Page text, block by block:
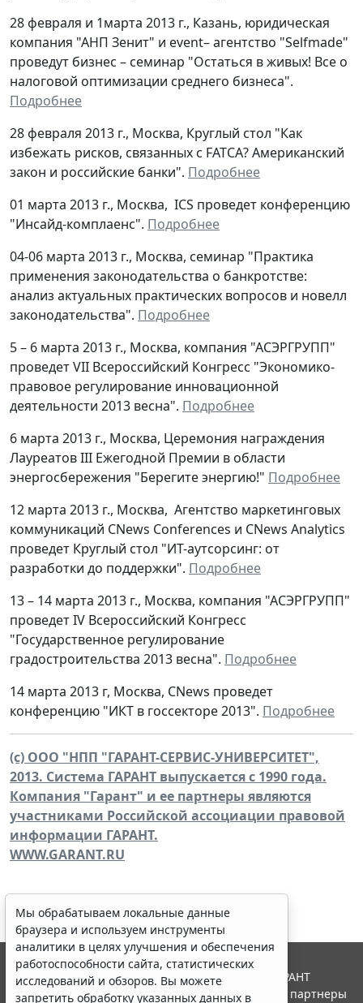
28 февраля и 1марта 2013 г., Казань, юридическая
компания "АНП Зенит" и event– агентство "Selfmade"
проведут бизнес – семинар "Остаться в живых! Все о
налоговой оптимизации среднего бизнеса".
Подробнее
28 февраля 2013 г., Москва, Круглый стол "Как
избежать рисков, связанных с FATCA? Американский
закон и российские банки". Подробнее
01 марта 2013 г., Москва, ICS проведет конференцию
"Инсайд-комплаенс". Подробнее
04-06 марта 2013 г., Москва, семинар "Практика
применения законодательства о банкротстве:
анализ актуальных практических вопросов и новелл
законодательства". Подробнее
5 – 6 марта 2013 г., Москва, компания "АСЭРГРУПП"
проведет VII Всероссийский Конгресс "Экономико-
правовое регулирование инновационной
деятельности 2013 весна". Подробнее
6 марта 2013 г., Москва, Церемония награждения
Лауреатов III Ежегодной Премии в области
энергосбережения "Берегите энергию!" Подробнее
12 марта 2013 г., Москва, Агентство маркетинговых
коммуникаций CNews Conferences и CNews Analytics
проведет Круглый стол "ИТ-аутсорсинг: от
разработки до поддержки". Подробнее
13 – 14 марта 2013 г., Москва, компания "АСЭРГРУПП"
проведет IV Всероссийский Конгресс
"Государственное регулирование
градостроительства 2013 весна". Подробнее
14 марта 2013 г, Москва, CNews проведет
конференцию "ИКТ в госсекторе 2013". Подробнее
(c) ООО "НПП "ГАРАНТ-СЕРВИС-УНИВЕРСИТЕТ",
2013. Система ГАРАНТ выпускается с 1990 года.
Компания "Гарант" и ее партнеры являются
участниками Российской ассоциации правовой
информации ГАРАНТ.
WWW.GARANT.RU
Мы обрабатываем локальные данные
браузера и используем инструменты
аналитики в целях улучшения и обеспечения
работоспособности сайта, статистических
исследований и обзоров. Вы можете
запретить обработку указанных данных в
© ООО "НПП "ГАРАНТ-СЕРВИС", 2026. Система ГАРАНТ
выпускается с 1990 года. Компания "Гарант" и ее партнеры